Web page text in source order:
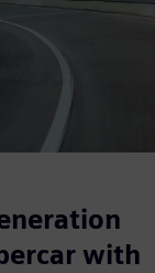
with